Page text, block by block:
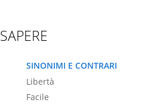
SAPERE
SINONIMI E CONTRARI
Libertà
Facile